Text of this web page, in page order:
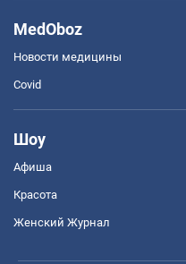
MedOboz
Новости медицины
Covid
Шоу
Афиша
Красота
Женский Журнал